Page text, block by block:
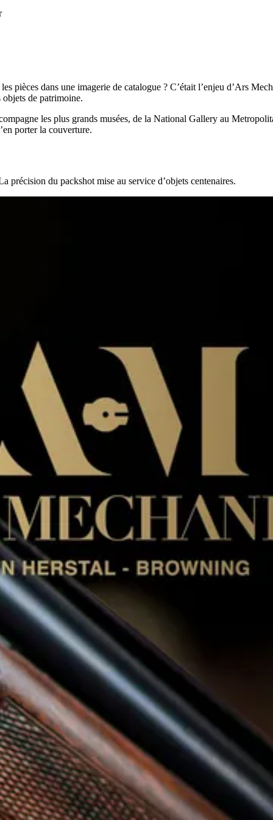
pièces dans une imagerie de catalogue ? C’était l’enjeu d’Ars
objets de patrimoine.
les plus grands musées, de la National Gallery au
porter la couverture.
précision du packshot mise au service d’objets centenaires.